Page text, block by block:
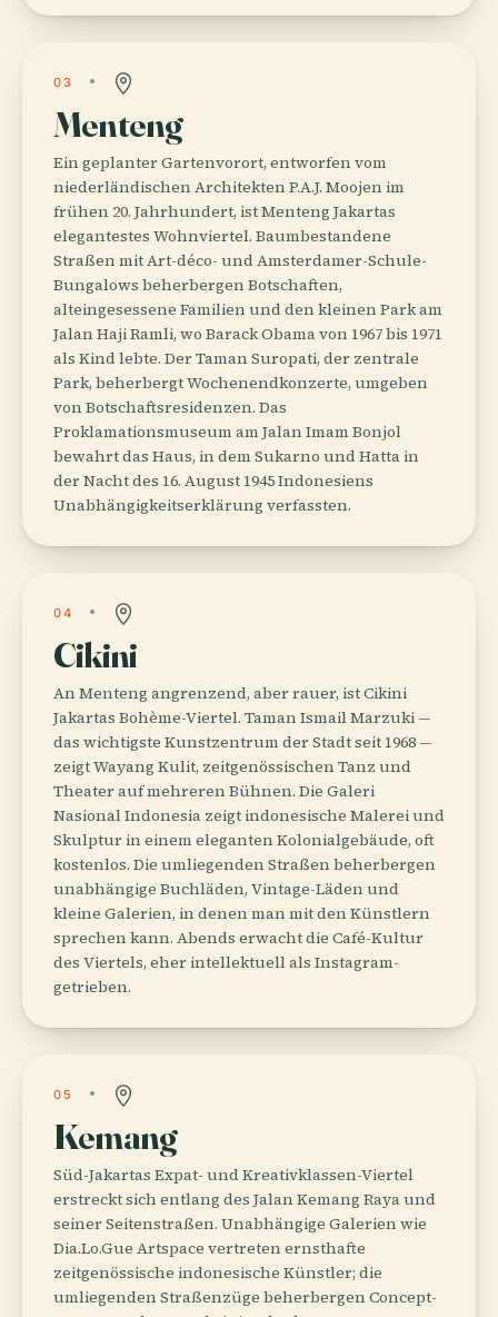
03
Menteng
Ein geplanter Gartenvorort, entworfen vom
niederländischen Architekten P.A.J. Moojen im
frühen 20. Jahrhundert, ist Menteng Jakartas
elegantestes Wohnviertel. Baumbestandene
Straßen mit Art-déco- und Amsterdamer-Schule-
Bungalows beherbergen Botschaften,
alteingesessene Familien und den kleinen Park am
Jalan Haji Ramli, wo Barack Obama von 1967 bis 1971
als Kind lebte. Der Taman Suropati, der zentrale
Park, beherbergt Wochenendkonzerte, umgeben
von Botschaftsresidenzen. Das
Proklamationsmuseum am Jalan Imam Bonjol
bewahrt das Haus, in dem Sukarno und Hatta in
der Nacht des 16. August 1945 Indonesiens
Unabhängigkeitserklärung verfassten.
04
Cikini
An Menteng angrenzend, aber rauer, ist Cikini
Jakartas Bohème-Viertel. Taman Ismail Marzuki —
das wichtigste Kunstzentrum der Stadt seit 1968 —
zeigt Wayang Kulit, zeitgenössischen Tanz und
Theater auf mehreren Bühnen. Die Galeri
Nasional Indonesia zeigt indonesische Malerei und
Skulptur in einem eleganten Kolonialgebäude, oft
kostenlos. Die umliegenden Straßen beherbergen
unabhängige Buchläden, Vintage-Läden und
kleine Galerien, in denen man mit den Künstlern
sprechen kann. Abends erwacht die Café-Kultur
des Viertels, eher intellektuell als Instagram-
getrieben.
05
Kemang
Süd-Jakartas Expat- und Kreativklassen-Viertel
erstreckt sich entlang des Jalan Kemang Raya und
seiner Seitenstraßen. Unabhängige Galerien wie
Dia.Lo.Gue Artspace vertreten ernsthafte
zeitgenössische indonesische Künstler; die
umliegenden Straßenzüge beherbergen Concept-